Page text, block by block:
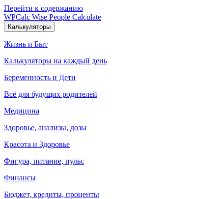
Перейти к содержанию
WPCalc Wise People Calculate
Калькуляторы
Жизнь и Быт
Калькуляторы на каждый день
Беременность и Дети
Всё для будущих родителей
Медицина
Здоровье, анализы, дозы
Красота и Здоровье
Фигура, питание, пульс
Финансы
Бюджет, кредиты, проценты